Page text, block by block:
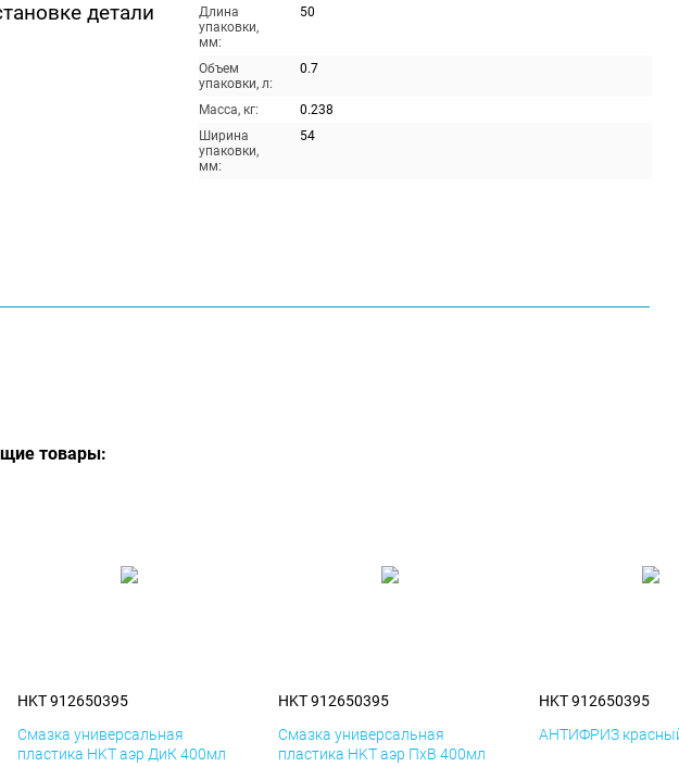
детали
Длина
упаковки,
мм:
50
Объем
упаковки, л:
0.7
Масса, кг:
0.238
Ширина
упаковки,
мм:
54
товары:
HKT 912650395
Смазка универсальная
пластика HKT аэр ДиК 400мл
HKT 912650395
Смазка универсальная
пластика HKT аэр ПхВ 400мл
HKT 912650395
АНТИФРИЗ